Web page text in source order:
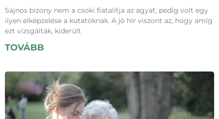
Sajnos bizony nem a csoki fiatalítja az agyat, pedig volt egy
ilyen elképzelése a kutatóknak. A jó hír viszont az, hogy amíg
ezt vizsgálták, kiderült
TOVÁBB